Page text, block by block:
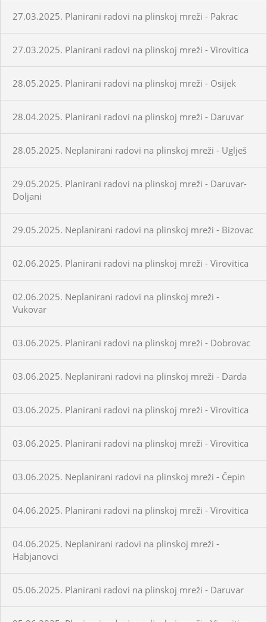
27.03.2025. Planirani radovi na plinskoj mreži - Pakrac
27.03.2025. Planirani radovi na plinskoj mreži - Virovitica
28.05.2025. Planirani radovi na plinskoj mreži - Osijek
28.04.2025. Planirani radovi na plinskoj mreži - Daruvar
28.05.2025. Neplanirani radovi na plinskoj mreži - Uglješ
29.05.2025. Planirani radovi na plinskoj mreži - Daruvar-
Doljani
29.05.2025. Neplanirani radovi na plinskoj mreži - Bizovac
02.06.2025. Planirani radovi na plinskoj mreži - Virovitica
02.06.2025. Neplanirani radovi na plinskoj mreži -
Vukovar
03.06.2025. Planirani radovi na plinskoj mreži - Dobrovac
03.06.2025. Neplanirani radovi na plinskoj mreži - Darda
03.06.2025. Planirani radovi na plinskoj mreži - Virovitica
03.06.2025. Planirani radovi na plinskoj mreži - Virovitica
03.06.2025. Neplanirani radovi na plinskoj mreži - Čepin
04.06.2025. Planirani radovi na plinskoj mreži - Virovitica
04.06.2025. Neplanirani radovi na plinskoj mreži -
Habjanovci
05.06.2025. Planirani radovi na plinskoj mreži - Daruvar